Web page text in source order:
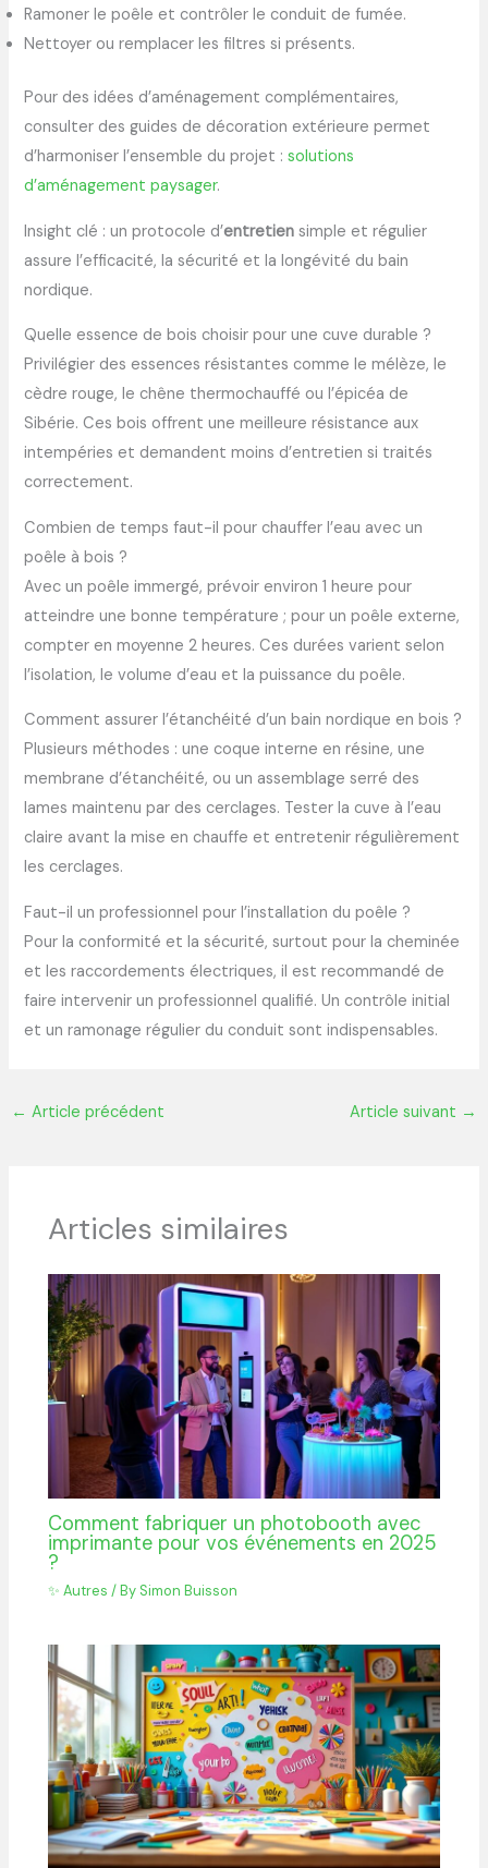
Ramoner le poêle et contrôler le conduit de fumée.
Nettoyer ou remplacer les filtres si présents.
Pour des idées d’aménagement complémentaires,
consulter des guides de décoration extérieure permet
d’harmoniser l’ensemble du projet :solutions
d’aménagement paysager.
Insight clé : un protocole d’entretien simple et régulier
assure l’efficacité, la sécurité et la longévité du bain
nordique.
Quelle essence de bois choisir pour une cuve durable ?
Privilégier des essences résistantes comme le mélèze, le
cèdre rouge, le chêne thermochauffé ou l’épicéa de
Sibérie. Ces bois offrent une meilleure résistance aux
intempéries et demandent moins d’entretien si traités
correctement.
Combien de temps faut-il pour chauffer l’eau avec un
poêle à bois ?
Avec un poêle immergé, prévoir environ 1 heure pour
atteindre une bonne température ; pour un poêle externe,
compter en moyenne 2 heures. Ces durées varient selon
l’isolation, le volume d’eau et la puissance du poêle.
Comment assurer l’étanchéité d’un bain nordique en bois ?
Plusieurs méthodes : une coque interne en résine, une
membrane d’étanchéité, ou un assemblage serré des
lames maintenu par des cerclages. Tester la cuve à l’eau
claire avant la mise en chauffe et entretenir régulièrement
les cerclages.
Faut-il un professionnel pour l’installation du poêle ?
Pour la conformité et la sécurité, surtout pour la cheminée
et les raccordements électriques, il est recommandé de
faire intervenir un professionnel qualifié. Un contrôle initial
et un ramonage régulier du conduit sont indispensables.
← Article précédent Article suivant →
Articles similaires
Comment fabriquer un photobooth avec
imprimante pour vos événements en 2025
?
✨ Autres / By Simon Buisson